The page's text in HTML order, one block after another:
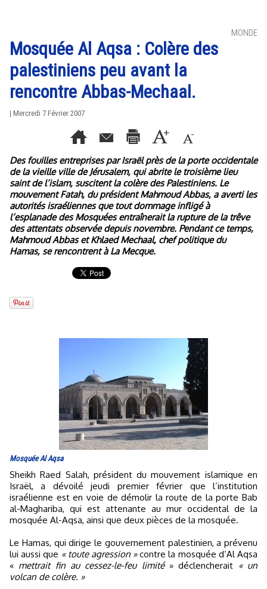
MONDE
Mosquée Al Aqsa : Colère des
palestiniens peu avant la
rencontre Abbas-Mechaal.
| Mercredi 7 Février 2007
Des fouilles entreprises par Israël près de la porte occidentale
de la vieille ville de Jérusalem, qui abrite le troisième lieu
saint de l’islam, suscitent la colère des Palestiniens. Le
mouvement Fatah, du président Mahmoud Abbas, a averti les
autorités israéliennes que tout dommage infligé à
l’esplanade des Mosquées entraînerait la rupture de la trêve
des attentats observée depuis novembre. Pendant ce temps,
Mahmoud Abbas et Khlaed Mechaal, chef politique du
Hamas, se rencontrent à La Mecque.
Mosquée Al Aqsa
Sheikh Raed Salah, président du mouvement islamique en
Israël, a dévoilé jeudi premier février que l’institution
israélienne est en voie de démolir la route de la porte Bab
al-Maghariba, qui est attenante au mur occidental de la
mosquée Al-Aqsa, ainsi que deux pièces de la mosquée.
Le Hamas, qui dirige le gouvernement palestinien, a prévenu
lui aussi que « toute agression »contre la mosquée d’Al Aqsa
« mettrait fin au cessez-le-feu limité » déclencherait « un
volcan de colère. »